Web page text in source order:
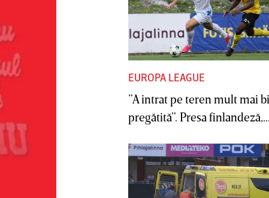
EUROPA LEAGUE
”A intrat pe teren mult mai
pregătită”. Presa